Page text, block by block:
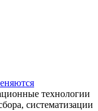
технологии
систематизации